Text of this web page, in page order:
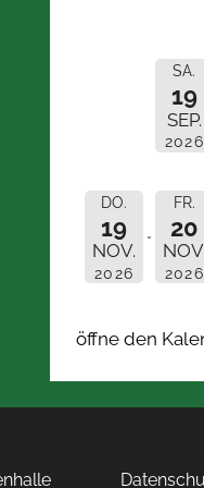
SA.
19
SEP.
2026
DO.
19
NOV.
2026
FR.
20
NOV.
2026
öffne den